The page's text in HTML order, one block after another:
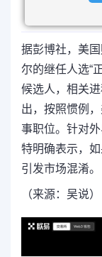
据彭博社，美
尔的继任人选“
候选人，相关
出，按照惯例
事职位。针对
特明确表示，
引发市场混淆。
（来源：吴说）